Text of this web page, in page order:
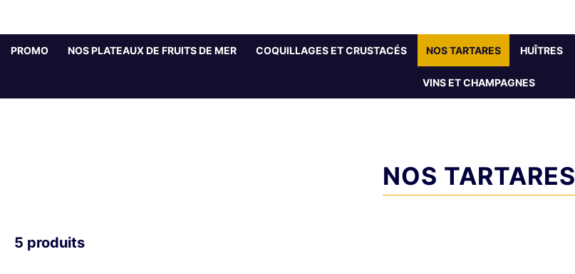
PROMO NOS PLATEAUX DE FRUITS DE MER COQUILLAGES ET CRUSTACÉS NOS TARTARES HUÎTRES
VINS ET CHAMPAGNES
NOS TARTARES
5 produits